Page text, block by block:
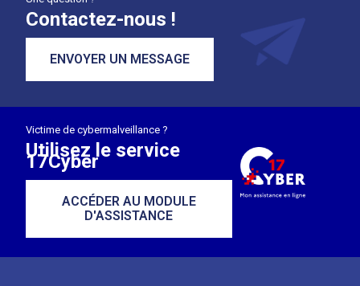
Contactez-nous !
ENVOYER UN MESSAGE
Victime de cybermalveillance ?
Utilisez le service
17Cyber
ACCÉDER AU MODULE
D'ASSISTANCE